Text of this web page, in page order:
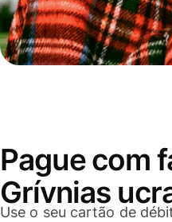
Pague com
Grívnias
Use o seu cartão de